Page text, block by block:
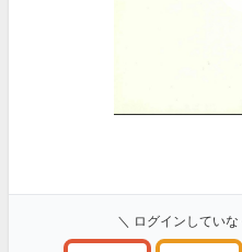
＼ ログインしてい